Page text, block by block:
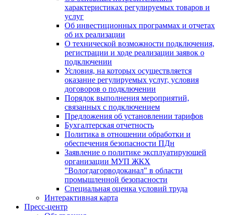
характеристиках регулируемых товаров и
услуг
Об инвестиционных программах и отчетах
об их реализации
О технической возможности подключения,
регистрации и ходе реализации заявок о
подключении
Условия, на которых осуществляется
оказание регулируемых услуг, условия
договоров о подключении
Порядок выполнения мероприятий,
связанных с подключением
Предложения об установлении тарифов
Бухгалтерская отчетность
Политика в отношении обработки и
обеспечения безопасности ПДн
Заявление о политике эксплуатирующей
организации МУП ЖКХ
"Вологдагорводоканал" в области
промышленной безопасности
Специальная оценка условий труда
Интерактивная карта
Пресс-центр